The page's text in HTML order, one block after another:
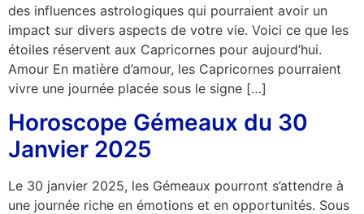
des influences astrologiques qui pourraient avoir un
impact sur divers aspects de votre vie. Voici ce que les
étoiles réservent aux Capricornes pour aujourd’hui.
Amour En matière d’amour, les Capricornes pourraient
vivre une journée placée sous le signe […]
Horoscope Gémeaux du 30
Janvier 2025
Le 30 janvier 2025, les Gémeaux pourront s’attendre à
une journée riche en émotions et en opportunités. Sous